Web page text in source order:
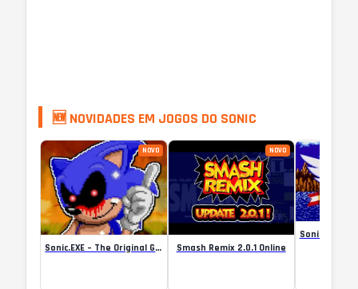
🆕 NOVIDADES EM JOGOS DO SONIC
NOVO
Sonic.EXE – The Original Game Online
NOVO
Smash Remix 2.0.1 Online